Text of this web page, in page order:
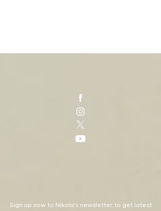
Sign up now to Nikola's newsletter to get latest